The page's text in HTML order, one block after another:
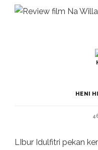
HENI
LIbur Idulfitri pekan